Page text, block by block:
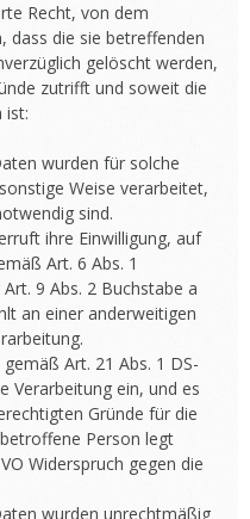
Recht, von dem
dass die sie betreffenden
gelöscht werden,
zutrifft und soweit die
ist:
wurden für solche
Weise verarbeitet,
sind.
ihre Einwilligung, auf
Art. 6 Abs. 1
9 Abs. 2 Buchstabe a
an einer anderweitigen
Art. 21 Abs. 1 DS-
Verarbeitung ein, und es
Gründe für die
Person legt
Widerspruch gegen die
wurden unrechtmäßig